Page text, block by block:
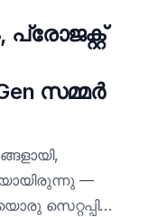
സമ്മർ
—
സെറ്റപ്പിൽ